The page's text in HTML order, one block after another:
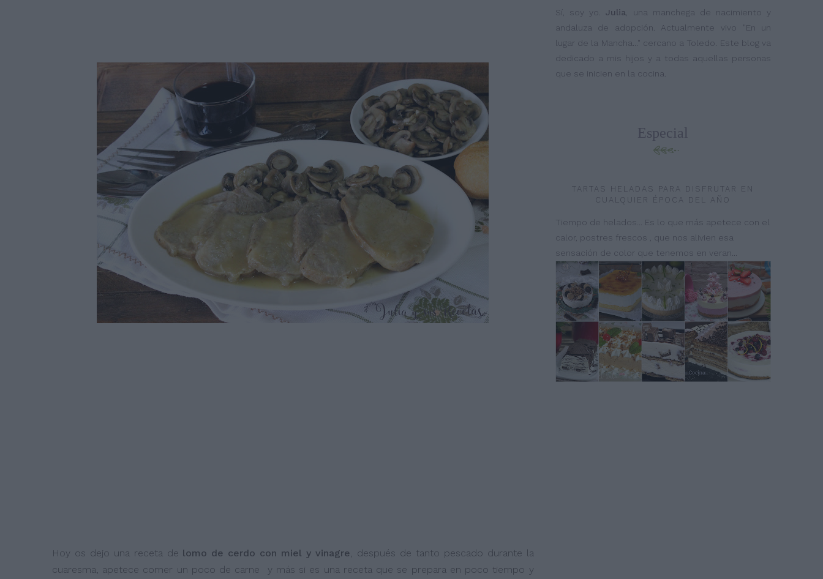
Hoy os dejo una receta de lomo de cerdo con miel y vinagre, después de tanto pescado durante la
cuaresma, apetece comer un poco de carne y más si es una receta que se prepara en poco tiempo y
Sí, soy yo.Julia , una manchega de nacimiento y
andaluza de adopción. Actualmente vivo "En un
lugar de la Mancha..." cercano a Toledo. Este blog va
dedicado a mis hijos y a todas aquellas personas
que se inicien en la cocina.
Especial
TARTAS HELADAS PARA DISFRUTAR EN
CUALQUIER ÉPOCA DEL AÑO
Tiempo de helados... Es lo que más apetece con el
calor, postres frescos , que nos alivien esa
sensación de color que tenemos en veran...